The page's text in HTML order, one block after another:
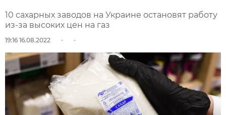
10 сахарных заводов на Украине остановят работу
из-за высоких цен на газ
19:16 16.08.2022